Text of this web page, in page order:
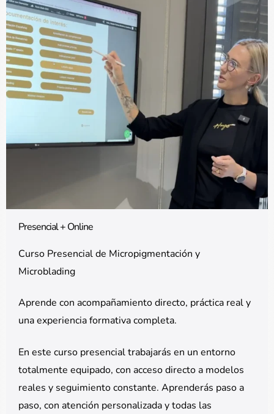
Presencial + Online
Curso Presencial de Micropigmentación y
Microblading
Aprende con acompañamiento directo, práctica real y
una experiencia formativa completa.
En este curso presencial trabajarás en un entorno
totalmente equipado, con acceso directo a modelos
reales y seguimiento constante. Aprenderás paso a
paso, con atención personalizada y todas las